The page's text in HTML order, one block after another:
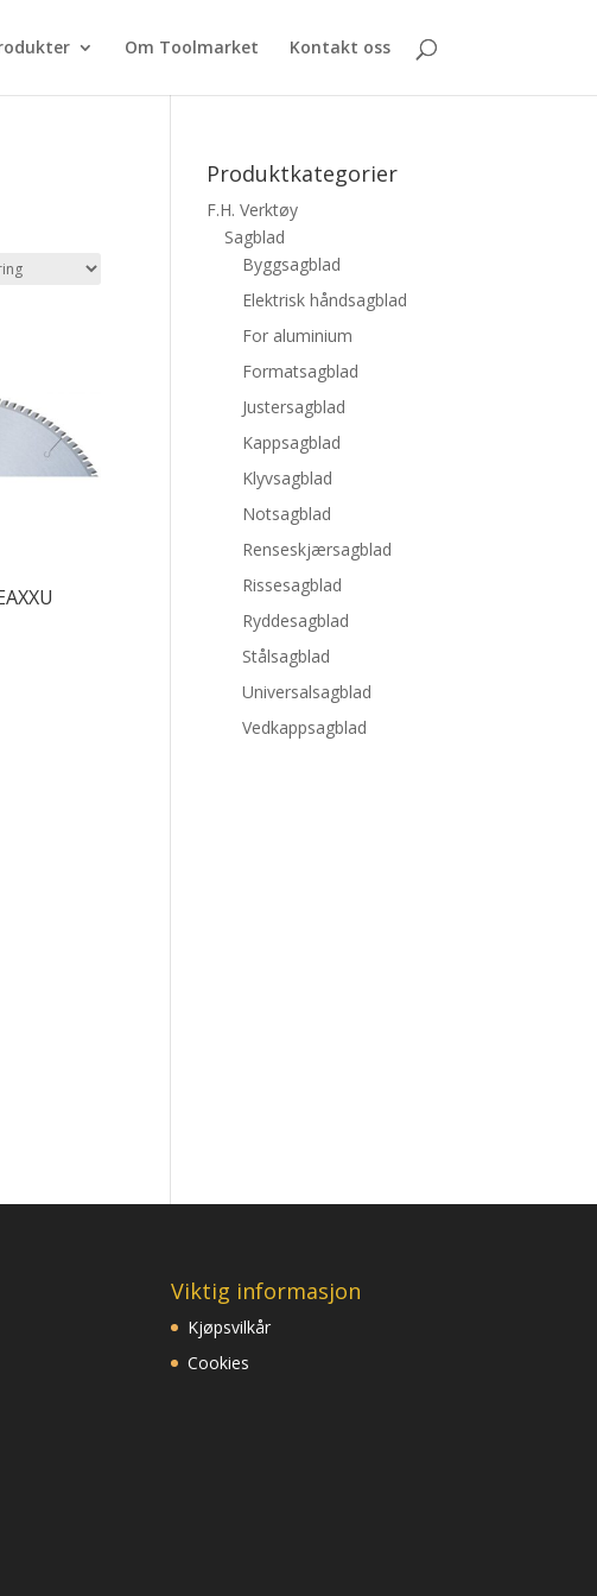
Om Toolmarket Kontakt oss
Produktkategorier
F.H. Verktøy
Sagblad
Byggsagblad
Elektrisk håndsagblad
For aluminium
Formatsagblad
Justersagblad
Kappsagblad
Klyvsagblad
Notsagblad
Renseskjærsagblad
Rissesagblad
Ryddesagblad
Stålsagblad
Universalsagblad
Vedkappsagblad
Viktig informasjon
Kjøpsvilkår
Cookies